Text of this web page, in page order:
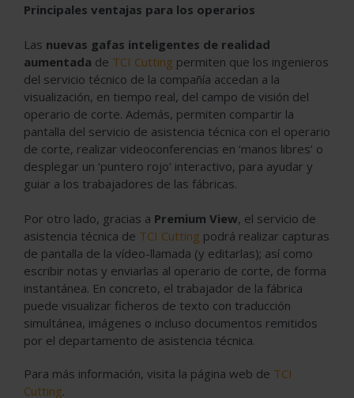
Principales ventajas para los operarios
Las nuevas gafas inteligentes de realidad
aumentada de TCI Cutting permiten que los ingenieros
del servicio técnico de la compañía accedan a la
visualización, en tiempo real, del campo de visión del
operario de corte. Además, permiten compartir la
pantalla del servicio de asistencia técnica con el operario
de corte, realizar videoconferencias en ‘manos libres’ o
desplegar un ‘puntero rojo’ interactivo, para ayudar y
guiar a los trabajadores de las fábricas.
Por otro lado, gracias a Premium View, el servicio de
asistencia técnica de TCI Cutting podrá realizar capturas
de pantalla de la vídeo-llamada (y editarlas); así como
escribir notas y enviarlas al operario de corte, de forma
instantánea. En concreto, el trabajador de la fábrica
puede visualizar ficheros de texto con traducción
simultánea, imágenes o incluso documentos remitidos
por el departamento de asistencia técnica.
Para más información, visita la página web de TCI
Cutting.